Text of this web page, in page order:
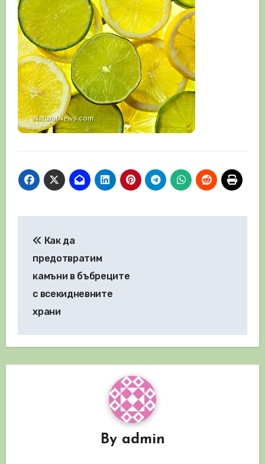
Как да
предотвратим
камъни в бъбреците
с всекидневните
храни
By admin